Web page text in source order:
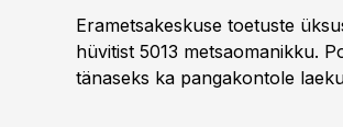
Erametsakeskuse toetuste
hüvitist 5013 metsaomanikku.
tänaseks ka pangakontole